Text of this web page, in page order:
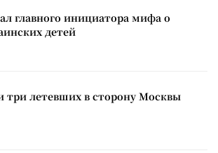
главного инициатора мифа о
детей
летевших в сторону Москвы